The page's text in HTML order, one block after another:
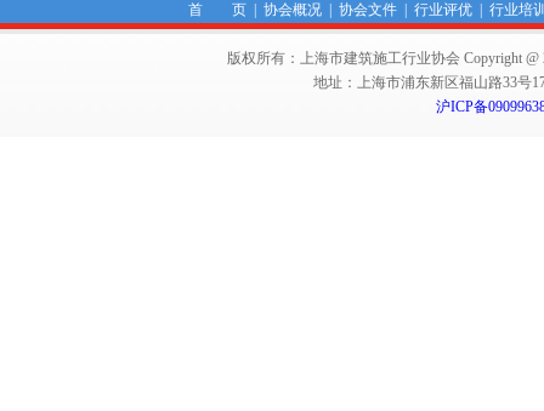
首 页| 协会概况| 协会文件| 行业评优| 行业培
版权所有：上海市建筑施工行业协会 Copyright @
地址：上海市浦东新区福山路33号
沪ICP备